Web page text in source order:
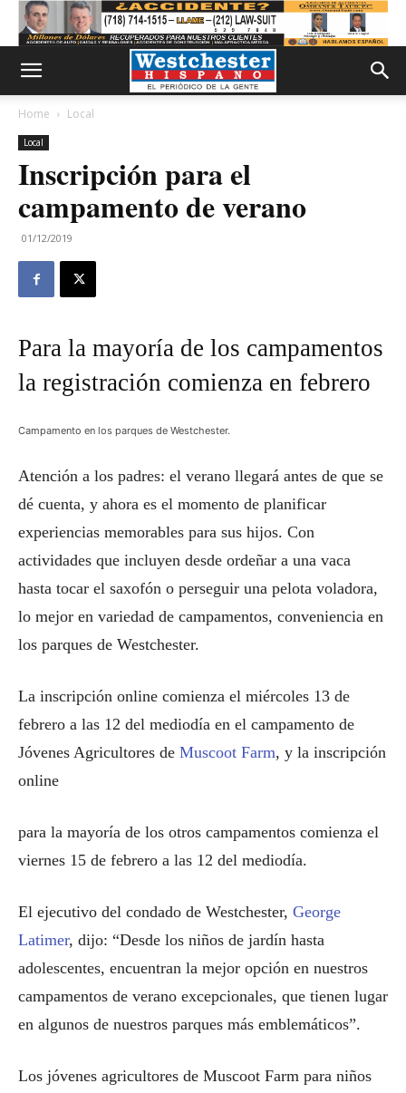
Home Local
Local
Inscripción para el
campamento de verano
01/12/2019
Para la mayoría de los campamentos
la registración comienza en febrero
Campamento en los parques de Westchester.
Atención a los padres: el verano llegará antes de que se
dé cuenta, y ahora es el momento de planificar
experiencias memorables para sus hijos. Con
actividades que incluyen desde ordeñar a una vaca
hasta tocar el saxofón o perseguir una pelota voladora,
lo mejor en variedad de campamentos, conveniencia en
los parques de Westchester.
La inscripción online comienza el miércoles 13 de
febrero a las 12 del mediodía en el campamento de
Jóvenes Agricultores de Muscoot Farm, y la inscripción
online
para la mayoría de los otros campamentos comienza el
viernes 15 de febrero a las 12 del mediodía.
El ejecutivo del condado de Westchester, George
Latimer, dijo: “Desde los niños de jardín hasta
adolescentes, encuentran la mejor opción en nuestros
campamentos de verano excepcionales, que tienen lugar
en algunos de nuestros parques más emblemáticos”.
Los jóvenes agricultores de Muscoot Farm para niños